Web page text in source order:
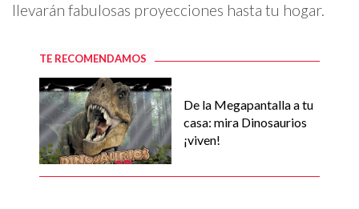
llevarán fabulosas proyecciones hasta tu hogar.
TE RECOMENDAMOS
De la Megapantalla a tu
casa: mira Dinosaurios
¡viven!